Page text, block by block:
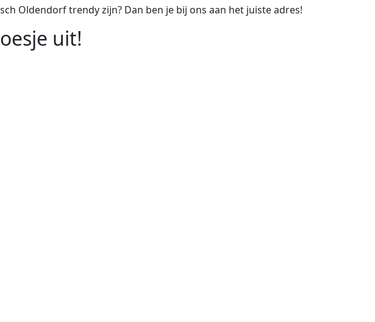
Oldendorf trendy zijn? Dan ben je bij ons aan het juiste adres!
uit!